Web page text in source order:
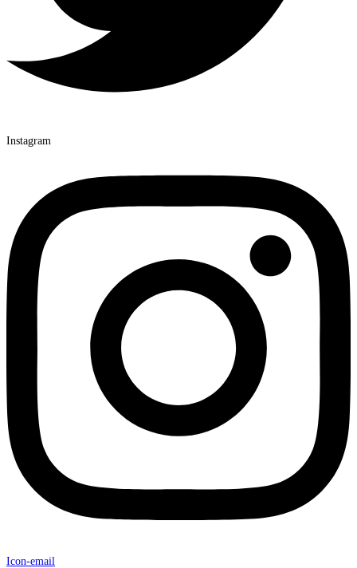
Instagram
Icon-email